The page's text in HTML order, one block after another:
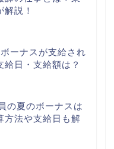
説！
ーナスが支給され
給日・支給額は？
の夏のボーナスは
方法や支給日も解